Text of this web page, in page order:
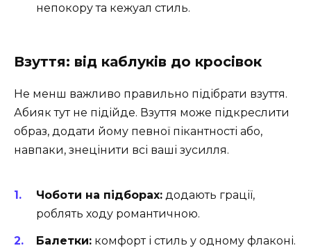
непокору та кежуал стиль.
Взуття: від каблуків до кросівок
Не менш важливо правильно підібрати взуття.
Абияк тут не підійде. Взуття може підкреслити
образ, додати йому певної пікантності або,
навпаки, знецінити всі ваші зусилля.
Чоботи на підборах: додають грації,
роблять ходу романтичною.
Балетки: комфорт і стиль у одному флаконі.